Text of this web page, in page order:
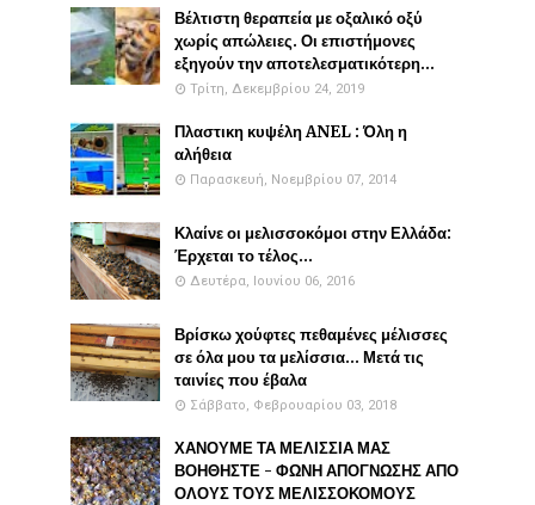
Βέλτιστη θεραπεία με οξαλικό οξύ
χωρίς απώλειες. Οι επιστήμονες
εξηγούν την αποτελεσματικότερη...
Τρίτη, Δεκεμβρίου 24, 2019
Πλαστικη κυψέλη ANEL : Όλη η
αλήθεια
Παρασκευή, Νοεμβρίου 07, 2014
Κλαίνε οι μελισσοκόμοι στην Ελλάδα:
Έρχεται το τέλος...
Δευτέρα, Ιουνίου 06, 2016
Βρίσκω χούφτες πεθαμένες μέλισσες
σε όλα μου τα μελίσσια... Μετά τις
ταινίες που έβαλα
Σάββατο, Φεβρουαρίου 03, 2018
ΧΑΝΟΥΜΕ ΤΑ ΜΕΛΙΣΣΙΑ ΜΑΣ
ΒΟΗΘΗΣΤΕ - ΦΩΝΗ ΑΠΟΓΝΩΣΗΣ ΑΠΟ
ΟΛΟΥΣ ΤΟΥΣ ΜΕΛΙΣΣΟΚΟΜΟΥΣ